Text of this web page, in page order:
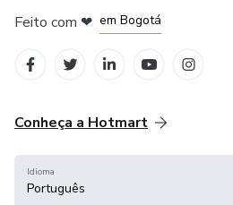
Feito com ❤ em Bogotá
Conheça a Hotmart
Idioma
Português